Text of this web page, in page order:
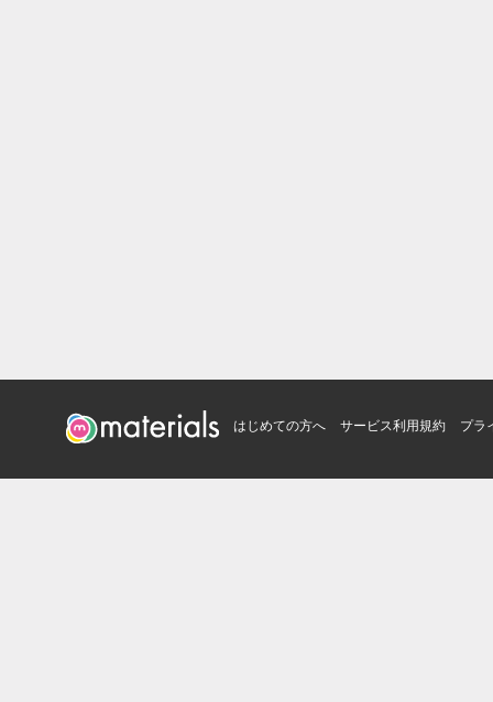
はじめての方へ サービス利用規約 プラ